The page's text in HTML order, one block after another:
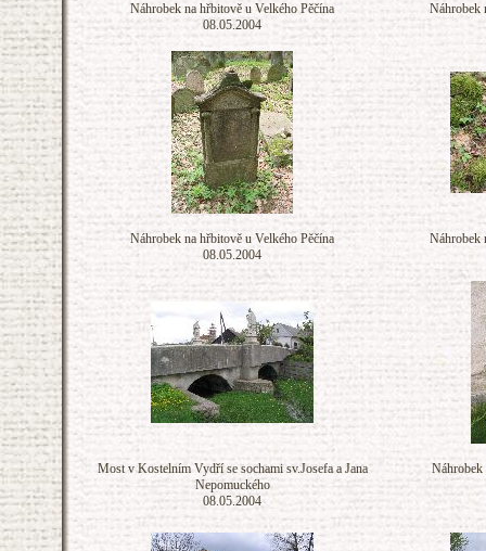
Náhrobek na hřbitově u Velkého Pěčína
08.05.2004
Náhrobek
Náhrobek na hřbitově u Velkého Pěčína
08.05.2004
Náhrobek
Most v Kostelním Vydří se sochami sv.Josefa a Jana
Nepomuckého
08.05.2004